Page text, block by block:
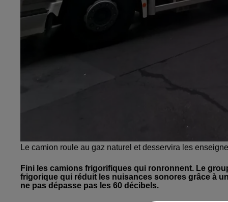
Le camion roule au gaz naturel et desservira les
Fini les camions frigorifiques qui ronronnent. Le
frigorique qui réduit les nuisances sonores grâce à
ne pas dépasse pas les 60 décibels.